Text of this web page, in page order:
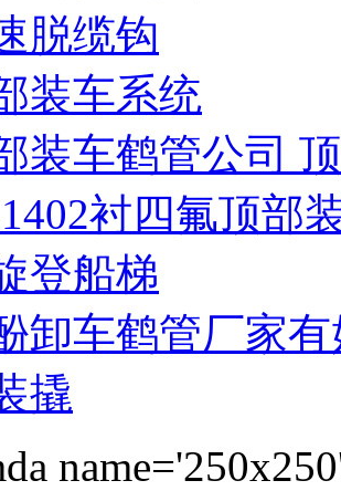
脱缆钩
装车系统
装车鹤管公司
衬四氟顶部
登船梯
卸车鹤管厂家
撬